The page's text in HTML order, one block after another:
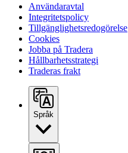
Användaravtal
Integritetspolicy
Tillgänglighetsredogörelse
Cookies
Jobba på Tradera
Hållbarhetsstrategi
Traderas frakt
Språk